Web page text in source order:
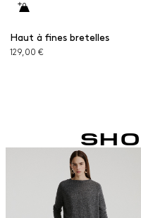
Haut à fines bretelles
129,00 €